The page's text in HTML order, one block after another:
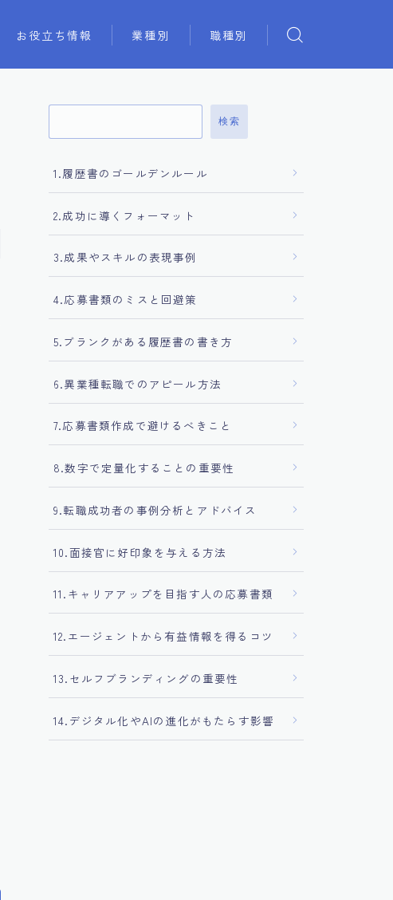
お役立ち情報 業種別 職種別
検索
1.履歴書のゴールデンルール
2.成功に導くフォーマット
3.成果やスキルの表現事例
4.応募書類のミスと回避策
5.ブランクがある履歴書の書き方
6.異業種転職でのアピール方法
7.応募書類作成で避けるべきこと
8.数字で定量化することの重要性
9.転職成功者の事例分析とアドバイス
10.面接官に好印象を与える方法
11.キャリアアップを目指す人の応募書類
12.エージェントから有益情報を得るコツ
13.セルフブランディングの重要性
14.デジタル化やAIの進化がもたらす影響